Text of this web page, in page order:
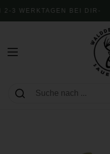
3 WERKTAGEN BEI DIR-
Menü öffnen